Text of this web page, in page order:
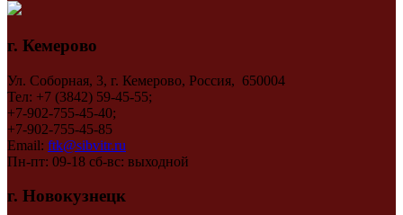
г. Кемерово
Ул. Соборная, 3, г. Кемерово, Россия, 650004
Тел: +7 (3842) 59-45-55;
+7-902-755-45-40;
+7-902-755-45-85
Email: ftk@sibvitr.ru
Пн-пт: 09-18 сб-вс: выходной
г. Новокузнецк